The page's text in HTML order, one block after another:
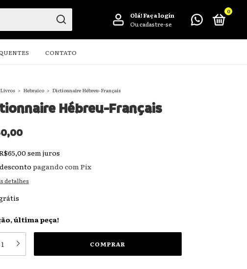
Olá!Faça login
Ou cadastre-se
0
CONTATO
Livros > Hebraico > Dictionnaire Hébreu-Français
Hébreu-Français
sem juros
pagando com Pix
detalhes
última peça!